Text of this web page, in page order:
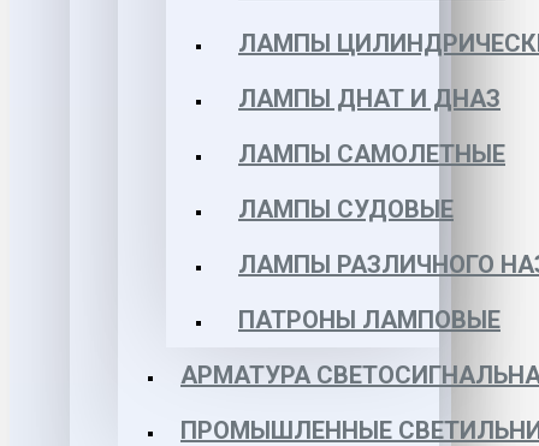
ЛАМПЫ
ЛАМПЫ ДНАТ И ДНАЗ
ЛАМПЫ САМОЛЕТНЫЕ
ЛАМПЫ СУДОВЫЕ
ЛАМПЫ РАЗЛИЧНОГО
ПАТРОНЫ ЛАМПОВЫЕ
АРМАТУРА
ПРОМЫШЛЕННЫЕ